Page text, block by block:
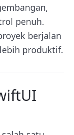
penuh.
berjalan
produktif.